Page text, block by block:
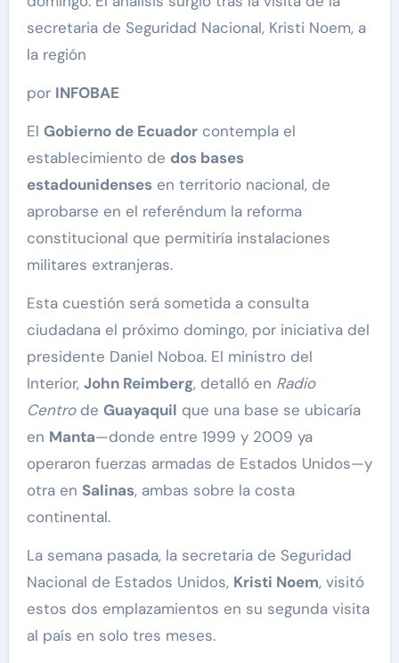
secretaria de Seguridad Nacional, Kristi Noem, a
la región
por INFOBAE
El Gobierno de Ecuadorcontempla el
establecimiento de dos bases
estadounidensesen territorio nacional, de
aprobarse en el referéndum la reforma
constitucional que permitiría instalaciones
militares extranjeras.
Esta cuestión será sometida a consulta
ciudadana el próximo domingo, por iniciativa del
presidente Daniel Noboa. El ministro del
Interior, John Reimberg, detalló en Radio
Centrode Guayaquil que una base se ubicaría
en Manta—donde entre 1999 y 2009 ya
operaron fuerzas armadas de Estados Unidos—y
otra en Salinas, ambas sobre la costa
continental.
La semana pasada, la secretaria de Seguridad
Nacional de Estados Unidos, Kristi Noem, visitó
estos dos emplazamientos en su segunda visita
al país en solo tres meses.